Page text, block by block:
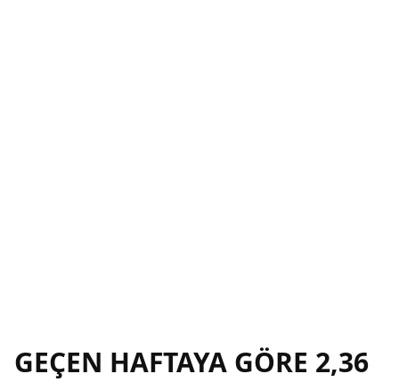
GEÇEN HAFTAYA GÖRE 2,36